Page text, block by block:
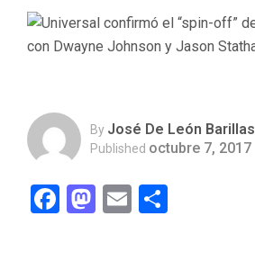
By José De León Barillas
Published octubre 7, 2017
Facebook
Mastodon
Email